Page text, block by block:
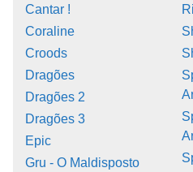
Cantar !
Coraline
Croods
Dragões
Dragões 2
Dragões 3
Epic
Gru - O Maldisposto